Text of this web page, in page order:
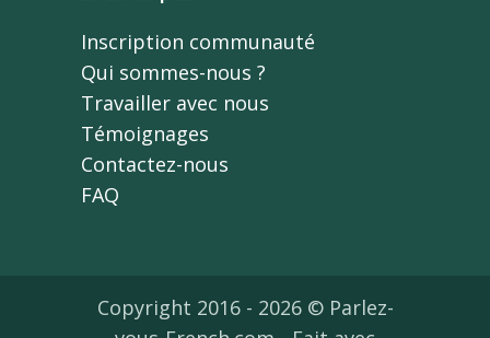
Inscription communauté
Qui sommes-nous ?
Travailler avec nous
Témoignages
Contactez-nous
FAQ
Copyright 2016 - 2026 © Parlez-